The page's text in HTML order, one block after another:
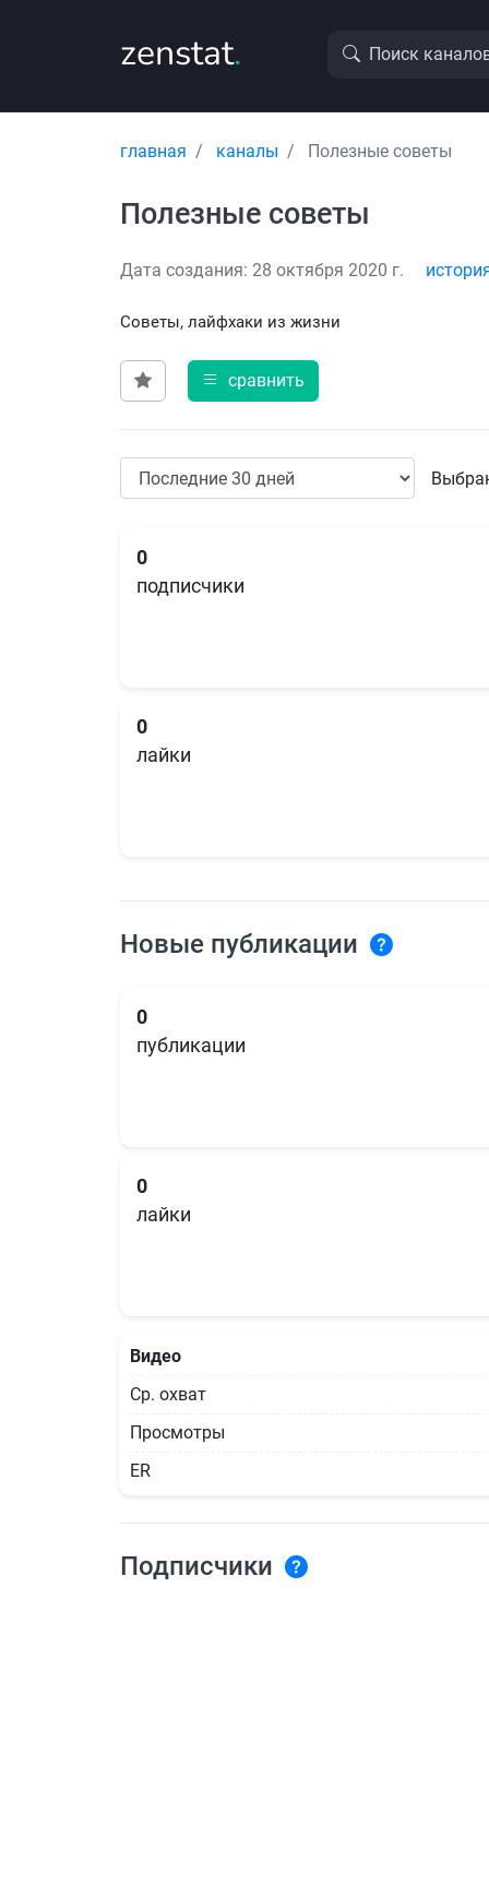
zenstat. Поиск
главная каналы Полезные советы
Полезные советы
Дата создания: 28 октября 2020 г.
Советы, лайфхаки из жизни
сравнить
0
подписчики
0
лайки
Новые публикации
0
публикации
0
лайки
Видео
Ср. охват
Просмотры
ER
Подписчики